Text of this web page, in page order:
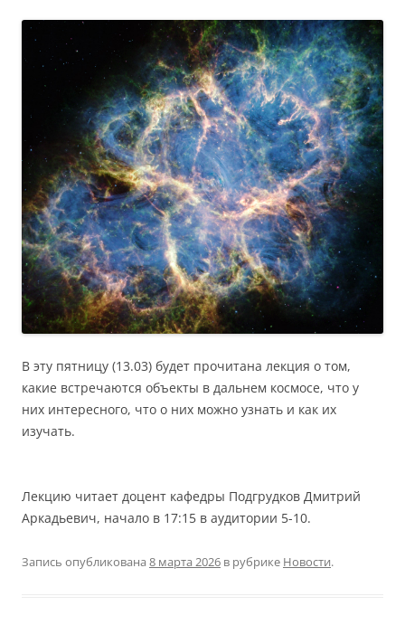
В эту пятницу (13.03) будет прочитана лекция о том,
какие встречаются объекты в дальнем космосе, что у
них интересного, что о них можно узнать и как их
изучать.
Лекцию читает доцент кафедры Подгрудков Дмитрий
Аркадьевич, начало в 17:15 в аудитории 5-10.
Запись опубликована 8 марта 2026 в рубрике Новости.